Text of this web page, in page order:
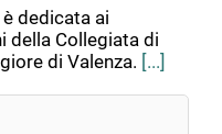
dedicata ai
della Collegiata di
di Valenza. [...]